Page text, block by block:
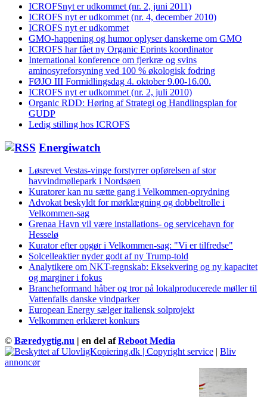
ICROFSnyt er udkommet (nr. 2, juni 2011)
ICROFS nyt er udkommet (nr. 4, december 2010)
ICROFS nyt er udkommet
GMO-happening og humor oplyser danskerne om GMO
ICROFS har fået ny Organic Eprints koordinator
International konference om fjerkræ og svins
aminosyreforsyning ved 100 % økologisk fodring
FØJO III Formidlingsdag 4. oktober 9.00-16.00.
ICROFS nyt er udkommet (nr. 2, juli 2010)
Organic RDD: Høring af Strategi og Handlingsplan for
GUDP
Ledig stilling hos ICROFS
Energiwatch
Løsrevet Vestas-vinge forstyrrer opførelsen af stor
havvindmøllepark i Nordsøen
Kuratorer kan nu sætte gang i Velkommen-oprydning
Advokat beskyldt for mørklægning og dobbeltrolle i
Velkommen-sag
Grenaa Havn vil være installations- og servicehavn for
Hesselø
Kurator efter opgør i Velkommen-sag: "Vi er tilfredse"
Solcelleaktier nyder godt af ny Trump-told
Analytikere om NKT-regnskab: Eksekvering og ny kapacitet
og marginer i fokus
Brancheformand håber og tror på lokalproducerede møller til
Vattenfalls danske vindparker
European Energy sælger italiensk solprojekt
Velkommen erklæret konkurs
© Bæredygtig.nu | en del afReboot Media
| Bliv
annoncør